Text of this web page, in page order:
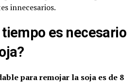
innecesarios.
es necesario
para remojar la soja es de 8